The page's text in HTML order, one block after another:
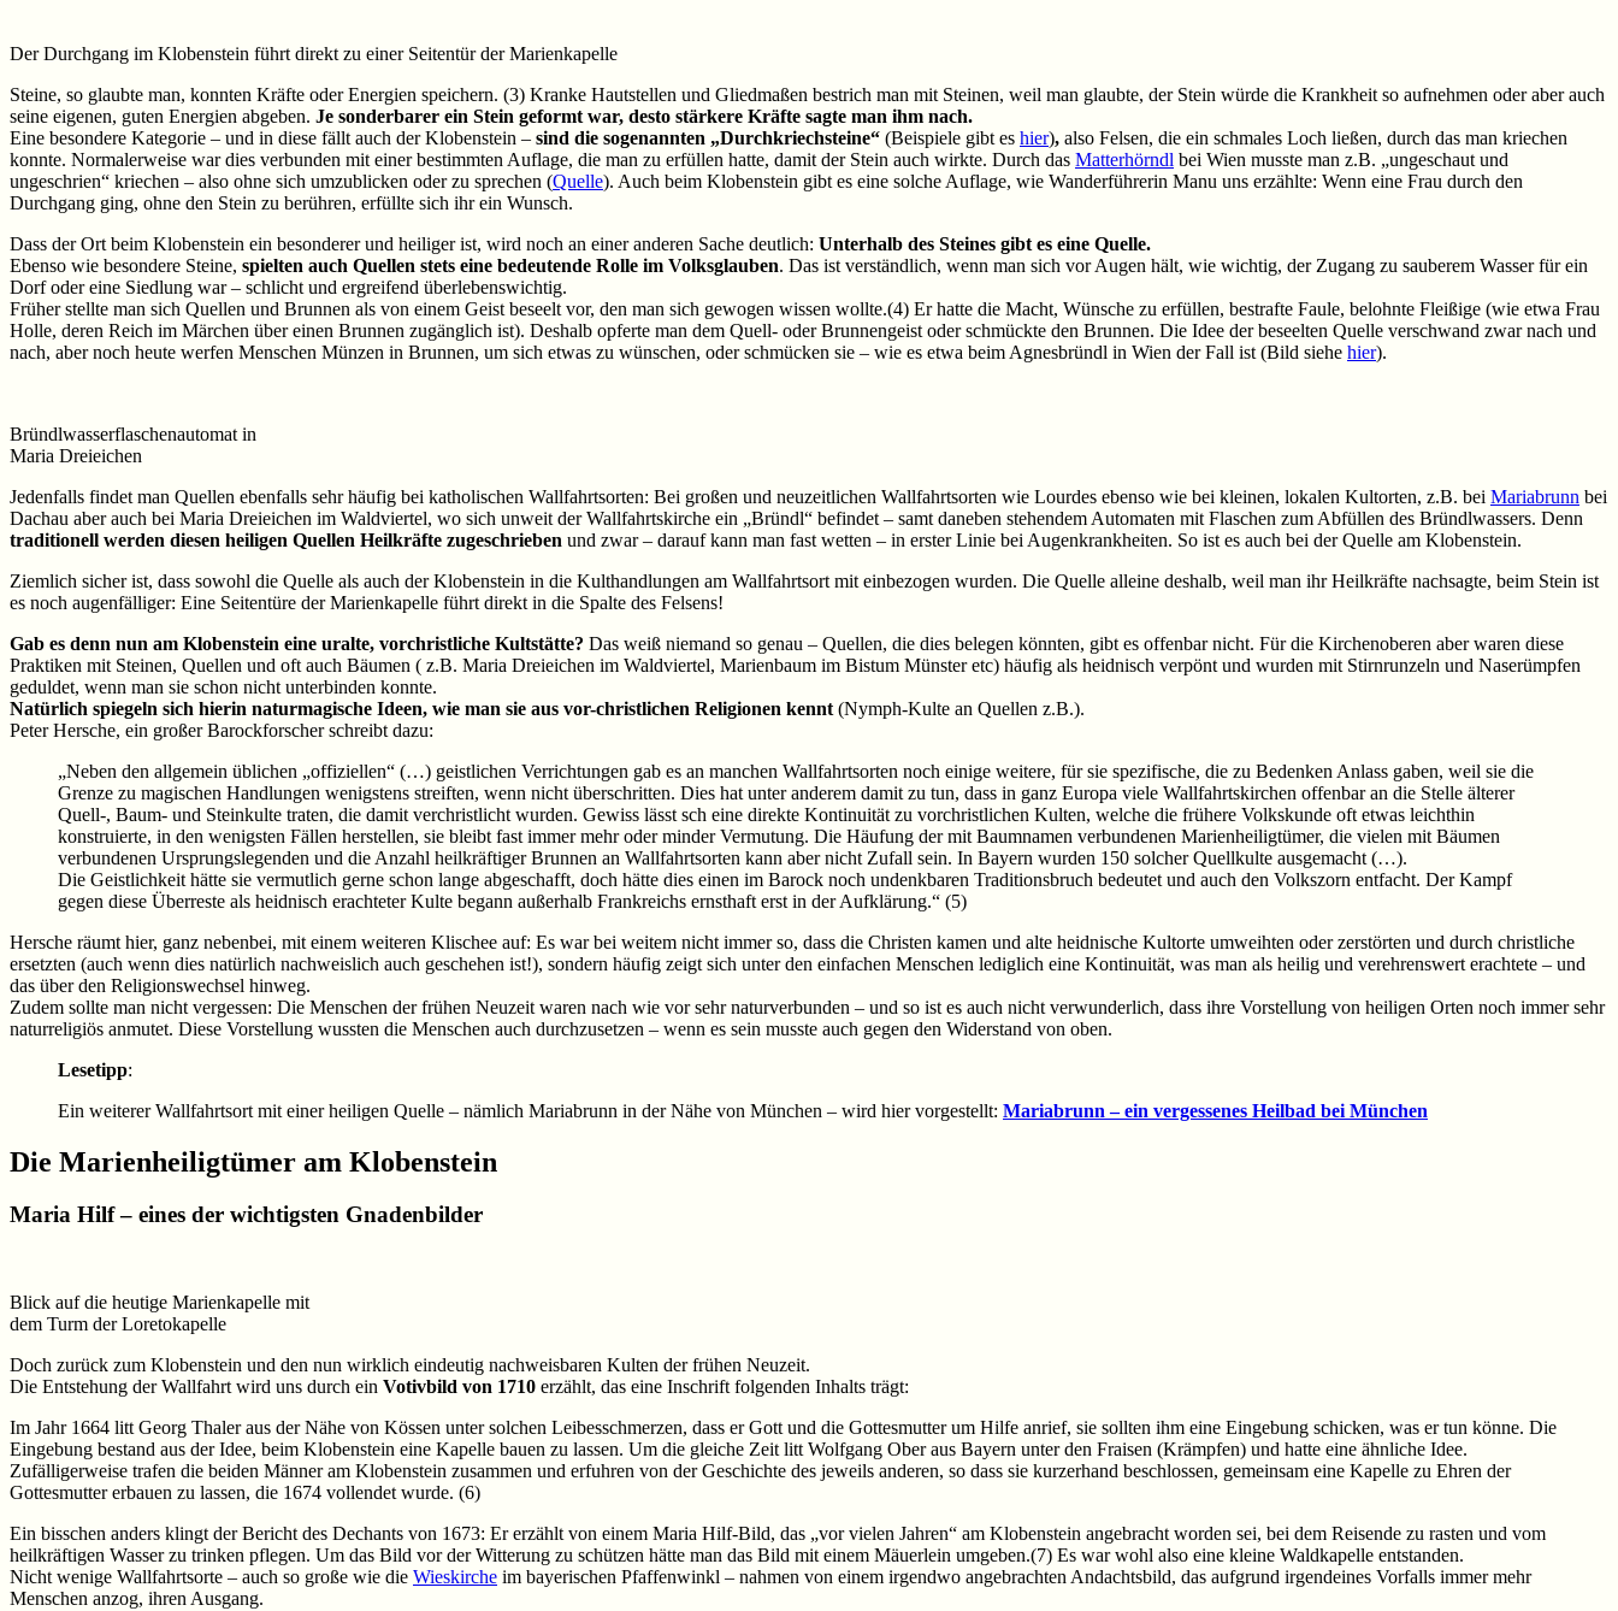
Der Durchgang im Klobenstein führt direkt zu einer Seitentür der Marienkapelle
Steine, so glaubte man, konnten Kräfte oder Energien speichern. (3) Kranke Hautstellen und Gliedmaßen bestrich man mit Steinen, weil man glaubte, der Stein würde die Krankheit so aufnehmen oder aber auch
seine eigenen, guten Energien abgeben. Je sonderbarer ein Stein geformt war, desto stärkere Kräfte sagte man ihm nach.
Eine besondere Kategorie – und in diese fällt auch der Klobenstein – sind die sogenannten „Durchkriechsteine“ (Beispiele gibt es hier), also Felsen, die ein schmales Loch ließen, durch das man kriechen
konnte. Normalerweise war dies verbunden mit einer bestimmten Auflage, die man zu erfüllen hatte, damit der Stein auch wirkte. Durch das Matterhörndl bei Wien musste man z.B. „ungeschaut und
ungeschrien“ kriechen – also ohne sich umzublicken oder zu sprechen (Quelle). Auch beim Klobenstein gibt es eine solche Auflage, wie Wanderführerin Manu uns erzählte: Wenn eine Frau durch den
Durchgang ging, ohne den Stein zu berühren, erfüllte sich ihr ein Wunsch.
Dass der Ort beim Klobenstein ein besonderer und heiliger ist, wird noch an einer anderen Sache deutlich: Unterhalb des Steines gibt es eine Quelle.
Ebenso wie besondere Steine, spielten auch Quellen stets eine bedeutende Rolle im Volksglauben. Das ist verständlich, wenn man sich vor Augen hält, wie wichtig, der Zugang zu sauberem Wasser für ein
Dorf oder eine Siedlung war – schlicht und ergreifend überlebenswichtig.
Früher stellte man sich Quellen und Brunnen als von einem Geist beseelt vor, den man sich gewogen wissen wollte.(4) Er hatte die Macht, Wünsche zu erfüllen, bestrafte Faule, belohnte Fleißige (wie etwa Frau
Holle, deren Reich im Märchen über einen Brunnen zugänglich ist). Deshalb opferte man dem Quell- oder Brunnengeist oder schmückte den Brunnen. Die Idee der beseelten Quelle verschwand zwar nach und
nach, aber noch heute werfen Menschen Münzen in Brunnen, um sich etwas zu wünschen, oder schmücken sie – wie es etwa beim Agnesbründl in Wien der Fall ist (Bild siehe hier).
Bründlwasserflaschenautomat in
Maria Dreieichen
Jedenfalls findet man Quellen ebenfalls sehr häufig bei katholischen Wallfahrtsorten: Bei großen und neuzeitlichen Wallfahrtsorten wie Lourdes ebenso wie bei kleinen, lokalen Kultorten, z.B. bei Mariabrunn bei
Dachau aber auch bei Maria Dreieichen im Waldviertel, wo sich unweit der Wallfahrtskirche ein „Bründl“ befindet – samt daneben stehendem Automaten mit Flaschen zum Abfüllen des Bründlwassers. Denn
traditionell werden diesen heiligen Quellen Heilkräfte zugeschrieben und zwar – darauf kann man fast wetten – in erster Linie bei Augenkrankheiten. So ist es auch bei der Quelle am Klobenstein.
Ziemlich sicher ist, dass sowohl die Quelle als auch der Klobenstein in die Kulthandlungen am Wallfahrtsort mit einbezogen wurden. Die Quelle alleine deshalb, weil man ihr Heilkräfte nachsagte, beim Stein ist
es noch augenfälliger: Eine Seitentüre der Marienkapelle führt direkt in die Spalte des Felsens!
Gab es denn nun am Klobenstein eine uralte, vorchristliche Kultstätte? Das weiß niemand so genau – Quellen, die dies belegen könnten, gibt es offenbar nicht. Für die Kirchenoberen aber waren diese
Praktiken mit Steinen, Quellen und oft auch Bäumen ( z.B. Maria Dreieichen im Waldviertel, Marienbaum im Bistum Münster etc) häufig als heidnisch verpönt und wurden mit Stirnrunzeln und Naserümpfen
geduldet, wenn man sie schon nicht unterbinden konnte.
Natürlich spiegeln sich hierin naturmagische Ideen, wie man sie aus vor-christlichen Religionen kennt (Nymph-Kulte an Quellen z.B.).
Peter Hersche, ein großer Barockforscher schreibt dazu:
„Neben den allgemein üblichen „offiziellen“ (…) geistlichen Verrichtungen gab es an manchen Wallfahrtsorten noch einige weitere, für sie spezifische, die zu Bedenken Anlass gaben, weil sie die
Grenze zu magischen Handlungen wenigstens streiften, wenn nicht überschritten. Dies hat unter anderem damit zu tun, dass in ganz Europa viele Wallfahrtskirchen offenbar an die Stelle älterer
Quell-, Baum- und Steinkulte traten, die damit verchristlicht wurden. Gewiss lässt sch eine direkte Kontinuität zu vorchristlichen Kulten, welche die frühere Volkskunde oft etwas leichthin
konstruierte, in den wenigsten Fällen herstellen, sie bleibt fast immer mehr oder minder Vermutung. Die Häufung der mit Baumnamen verbundenen Marienheiligtümer, die vielen mit Bäumen
verbundenen Ursprungslegenden und die Anzahl heilkräftiger Brunnen an Wallfahrtsorten kann aber nicht Zufall sein. In Bayern wurden 150 solcher Quellkulte ausgemacht (…).
Die Geistlichkeit hätte sie vermutlich gerne schon lange abgeschafft, doch hätte dies einen im Barock noch undenkbaren Traditionsbruch bedeutet und auch den Volkszorn entfacht. Der Kampf
gegen diese Überreste als heidnisch erachteter Kulte begann außerhalb Frankreichs ernsthaft erst in der Aufklärung.“ (5)
Hersche räumt hier, ganz nebenbei, mit einem weiteren Klischee auf: Es war bei weitem nicht immer so, dass die Christen kamen und alte heidnische Kultorte umweihten oder zerstörten und durch christliche
ersetzten (auch wenn dies natürlich nachweislich auch geschehen ist!), sondern häufig zeigt sich unter den einfachen Menschen lediglich eine Kontinuität, was man als heilig und verehrenswert erachtete – und
das über den Religionswechsel hinweg.
Zudem sollte man nicht vergessen: Die Menschen der frühen Neuzeit waren nach wie vor sehr naturverbunden – und so ist es auch nicht verwunderlich, dass ihre Vorstellung von heiligen Orten noch immer sehr
naturreligiös anmutet. Diese Vorstellung wussten die Menschen auch durchzusetzen – wenn es sein musste auch gegen den Widerstand von oben.
Lesetipp:
Ein weiterer Wallfahrtsort mit einer heiligen Quelle – nämlich Mariabrunn in der Nähe von München – wird hier vorgestellt: Mariabrunn – ein vergessenes Heilbad bei München
Die Marienheiligtümer am Klobenstein
Maria Hilf – eines der wichtigsten Gnadenbilder
Blick auf die heutige Marienkapelle mit
dem Turm der Loretokapelle
Doch zurück zum Klobenstein und den nun wirklich eindeutig nachweisbaren Kulten der frühen Neuzeit.
Die Entstehung der Wallfahrt wird uns durch ein Votivbild von 1710 erzählt, das eine Inschrift folgenden Inhalts trägt:
Im Jahr 1664 litt Georg Thaler aus der Nähe von Kössen unter solchen Leibesschmerzen, dass er Gott und die Gottesmutter um Hilfe anrief, sie sollten ihm eine Eingebung schicken, was er tun könne. Die
Eingebung bestand aus der Idee, beim Klobenstein eine Kapelle bauen zu lassen. Um die gleiche Zeit litt Wolfgang Ober aus Bayern unter den Fraisen (Krämpfen) und hatte eine ähnliche Idee.
Zufälligerweise trafen die beiden Männer am Klobenstein zusammen und erfuhren von der Geschichte des jeweils anderen, so dass sie kurzerhand beschlossen, gemeinsam eine Kapelle zu Ehren der
Gottesmutter erbauen zu lassen, die 1674 vollendet wurde. (6)
Ein bisschen anders klingt der Bericht des Dechants von 1673: Er erzählt von einem Maria Hilf-Bild, das „vor vielen Jahren“ am Klobenstein angebracht worden sei, bei dem Reisende zu rasten und vom
heilkräftigen Wasser zu trinken pflegen. Um das Bild vor der Witterung zu schützen hätte man das Bild mit einem Mäuerlein umgeben.(7) Es war wohl also eine kleine Waldkapelle entstanden.
Nicht wenige Wallfahrtsorte – auch so große wie die Wieskirche im bayerischen Pfaffenwinkl – nahmen von einem irgendwo angebrachten Andachtsbild, das aufgrund irgendeines Vorfalls immer mehr
Menschen anzog, ihren Ausgang.